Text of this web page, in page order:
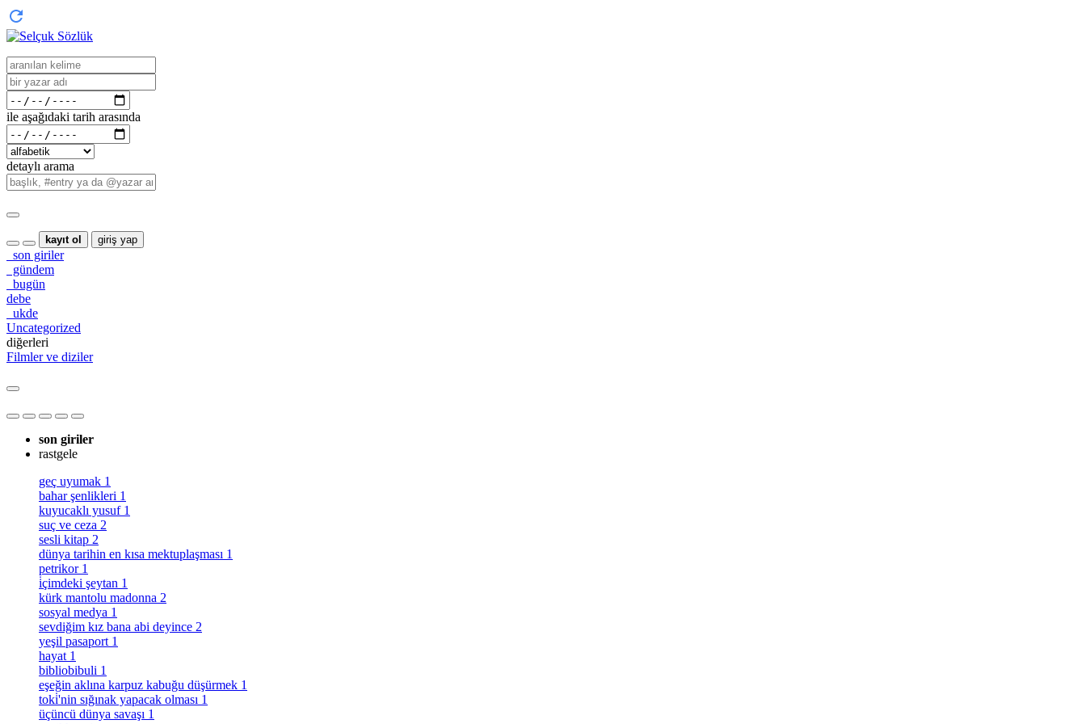
ile aşağıdaki tarih arasında
detaylı arama
kayıt ol giriş yap
son giriler
gündem
bugün
debe
ukde
Uncategorized
diğerleri
Filmler ve diziler
son giriler
rastgele
geç uyumak 1
bahar şenlikleri 1
kuyucaklı yusuf 1
suç ve ceza 2
sesli kitap 2
dünya tarihin en kısa mektuplaşması 1
petrikor 1
i̇çimdeki şeytan 1
kürk mantolu madonna 2
sosyal medya 1
sevdiğim kız bana abi deyince 2
yeşil pasaport 1
hayat 1
bibliobibuli 1
eşeğin aklına karpuz kabuğu düşürmek 1
toki̇'nin sığınak yapacak olması 1
üçüncü dünya savaşı 1